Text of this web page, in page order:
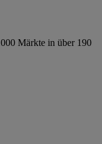
Märkte in über 190